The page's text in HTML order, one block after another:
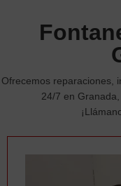
Ofrecemos reparaciones,
24/7 en